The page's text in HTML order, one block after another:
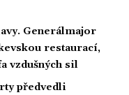
Generálmajor
restaurací,
vzdušných sil
předvedli